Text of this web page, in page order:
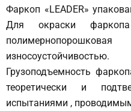
Фаркоп «LEADER»
Для окраски фаркопа
износоустойчивостью.
Грузоподъемность
теоретически и
испытаниями ,